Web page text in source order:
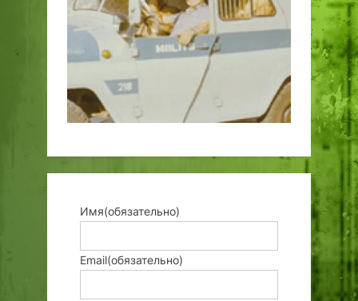
Имя(обязательно)
Email(обязательно)